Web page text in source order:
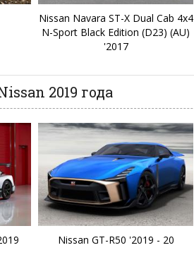
Nissan Navara ST-X Dual Cab 4x4
N-Sport Black Edition (D23) (AU)
'2017
2019 года
Nissan GT-R50 '2019 - 20